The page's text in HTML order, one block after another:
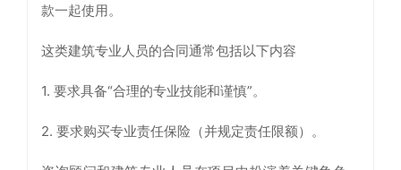
款一起使用。
这类建筑专业人员的合同通常包括以下内容
1. 要求具备“合理的专业技能和谨慎”。
2. 要求购买专业责任保险（并规定责任限额）。